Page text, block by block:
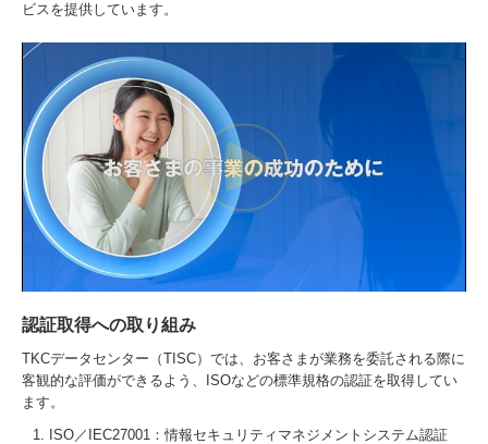
ビスを提供しています。
認証取得への取り組み
TKCデータセンター（TISC）では、お客さまが業務を委託される際に
客観的な評価ができるよう、ISOなどの標準規格の認証を取得してい
ます。
ISO／IEC27001：情報セキュリティマネジメントシステム認証